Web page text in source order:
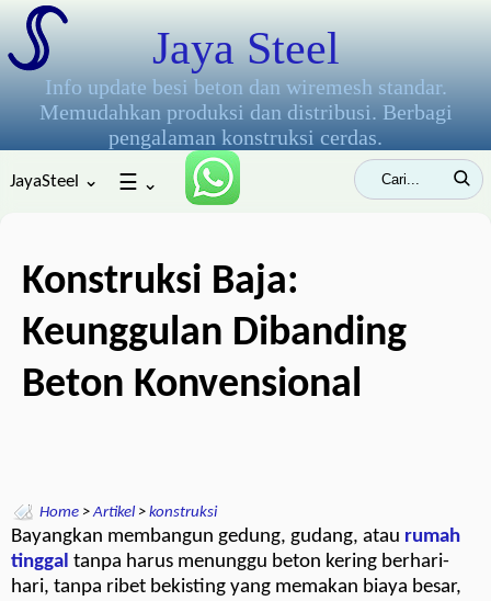
Jaya Steel
Info update besi beton dan wiremesh standar.
Memudahkan produksi dan distribusi. Berbagi
pengalaman konstruksi cerdas.
JayaSteel ⌄ ☰ ⌄
Konstruksi Baja:
Keunggulan Dibanding
Beton Konvensional
Home >Artikel > konstruksi
Bayangkan membangun gedung, gudang, atau rumah
tinggal tanpa harus menunggu beton kering berhari-
hari, tanpa ribet bekisting yang memakan biaya besar,